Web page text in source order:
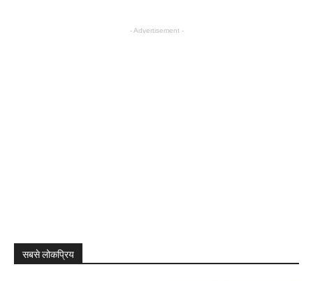
- Advertisement -
सबसे लोकप्रिय